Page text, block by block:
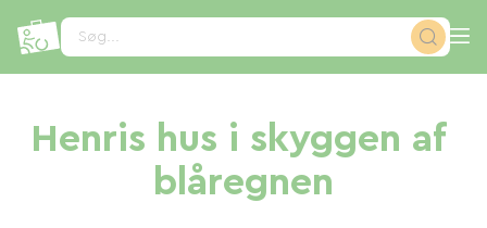
Søg...
Henris hus i skyggen af ​​
blåregnen
CCookie-styringspanel